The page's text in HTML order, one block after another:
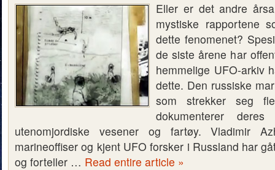
Eller er det andre
mystiske rapportene
dette fenomenet?
de siste årene har
hemmelige UFO-arkiv
dette. Den russiske
som strekker seg
dokumenterer
utenomjordiske vesener og fartøy. Vladimir
marineoffiser og kjent UFO forsker i Russland har
og forteller … Read entire article »